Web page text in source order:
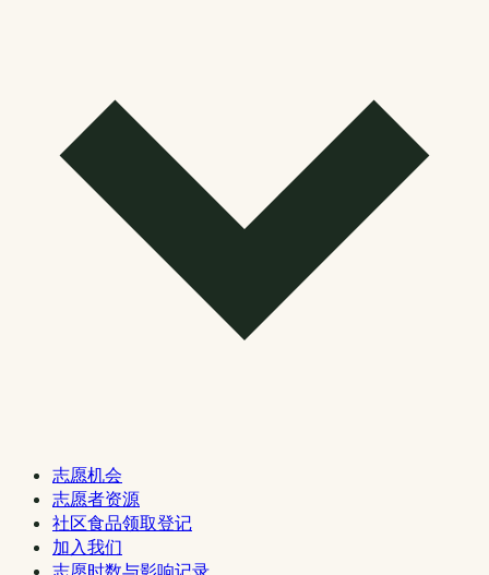
志愿机会
志愿者资源
社区食品领取登记
加入我们
志愿时数与影响记录